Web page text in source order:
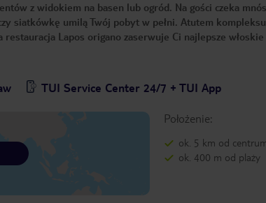
z widokiem na basen lub ogród. Na gości czeka
siatkówkę umilą Twój pobyt w pełni. Atutem
Lapos origano zaserwuje Ci najlepsze
TUI Service Center 24/7 + TUI App
Położenie:
ok. 5 km od
ok. 400 m od plaży